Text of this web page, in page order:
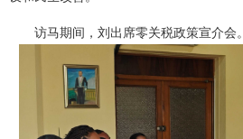
访马期间，刘出席零关税政策宣介会。